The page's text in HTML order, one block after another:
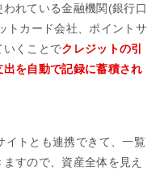
れている金融機関(銀行口
トカード会社、ポイントサ
いくことでクレジットの引
を自動で記録に蓄積され
イトとも連携できて、一覧
すので、資産全体を見え